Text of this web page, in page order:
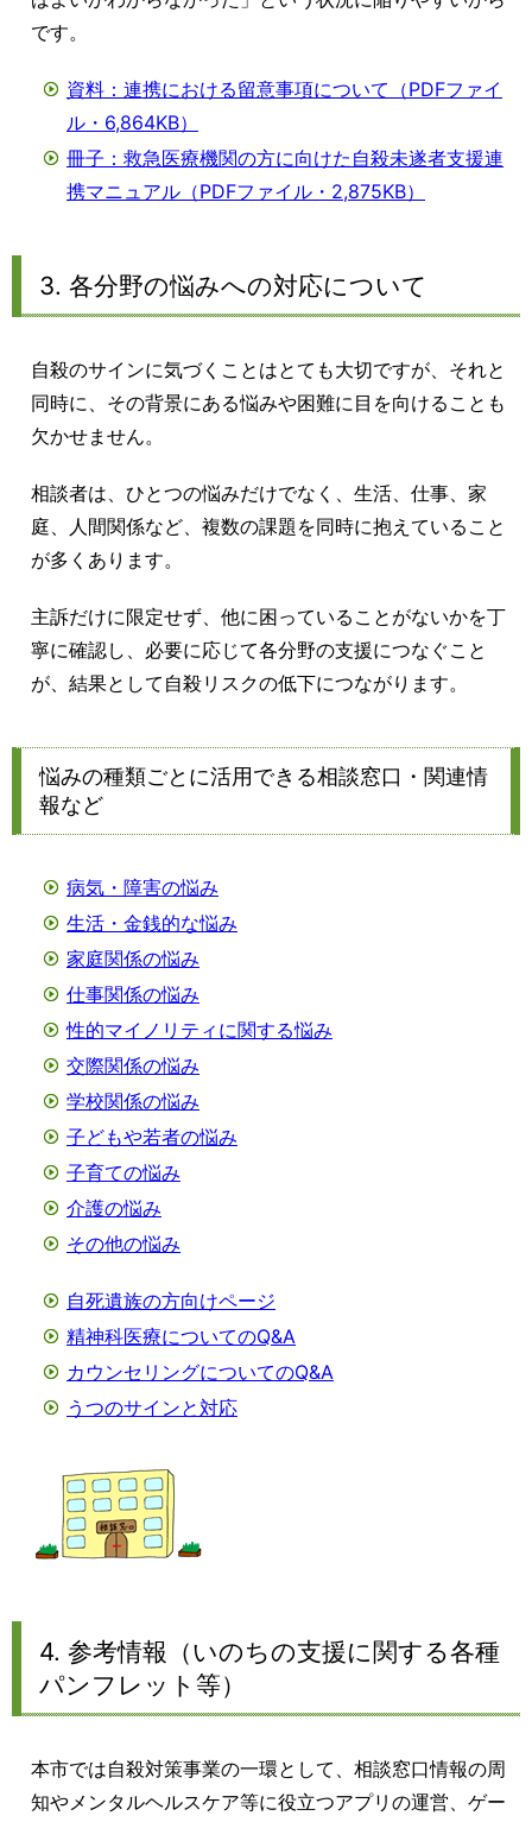
です。
資料：連携における留意事項について（PDFファイ
ル・6,864KB）
冊子：救急医療機関の方に向けた自殺未遂者支援連
携マニュアル（PDFファイル・2,875KB）
3. 各分野の悩みへの対応について
自殺のサインに気づくことはとても大切ですが、それと
同時に、その背景にある悩みや困難に目を向けることも
欠かせません。
相談者は、ひとつの悩みだけでなく、生活、仕事、家
庭、人間関係など、複数の課題を同時に抱えていること
が多くあります。
主訴だけに限定せず、他に困っていることがないかを丁
寧に確認し、必要に応じて各分野の支援につなぐこと
が、結果として自殺リスクの低下につながります。
悩みの種類ごとに活用できる相談窓口・関連情
報など
病気・障害の悩み
生活・金銭的な悩み
家庭関係の悩み
仕事関係の悩み
性的マイノリティに関する悩み
交際関係の悩み
学校関係の悩み
子どもや若者の悩み
子育ての悩み
介護の悩み
その他の悩み
自死遺族の方向けページ
精神科医療についてのQ&A
カウンセリングについてのQ&A
うつのサインと対応
4. 参考情報（いのちの支援に関する各種
パンフレット等）
本市では自殺対策事業の一環として、相談窓口情報の周
知やメンタルヘルスケア等に役立つアプリの運営、ゲー